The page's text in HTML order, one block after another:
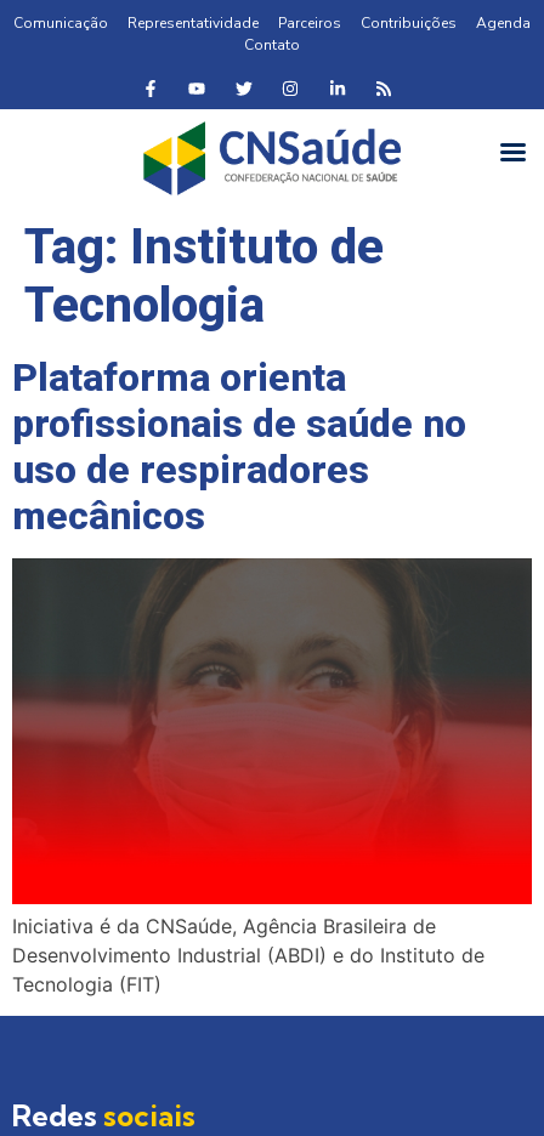
Comunicação Representatividade Parceiros Contribuições
Agenda
Contato
Tag: Instituto de
Tecnologia
Plataforma orienta
profissionais de saúde no
uso de respiradores
mecânicos
Iniciativa é da CNSaúde, Agência Brasileira de
Desenvolvimento Industrial (ABDI) e do Instituto de
Tecnologia (FIT)
Redes sociais